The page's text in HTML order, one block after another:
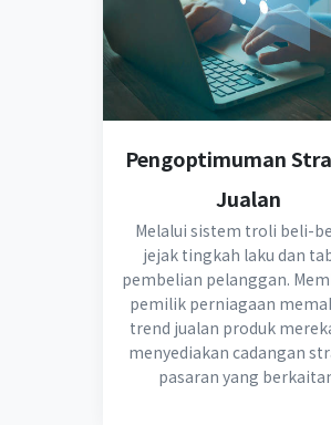
Pengoptimuman
Jualan
Melalui sistem troli beli-
jejak tingkah laku dan
pembelian pelanggan.
pemilik perniagaan
trend jualan produk
menyediakan cadangan
pasaran yang